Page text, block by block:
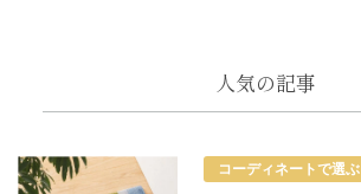
人気の記事
コーディネートで選ぶ